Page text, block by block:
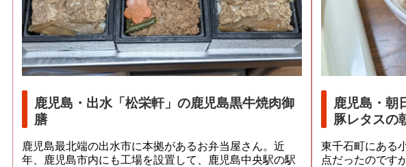
鹿児島・出水「松栄軒」の鹿児島黒牛焼肉御
膳
鹿児島最北端の出水市に本拠があるお弁当屋さん。近
年、鹿児島市内にも工場を設置して、鹿児島中央駅の駅
鹿児島・朝
豚レタスの
東千石町にある
点だったのです